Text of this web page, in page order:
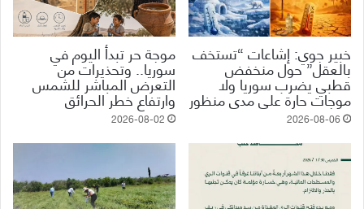
خبير جوي: إشاعات “تستخف
بالعقل” حول منخفض
قطبي يضرب سوريا ولا
موجات حارة على مدى منظور
2026-08-06
موجة حر تبدأ اليوم في
سوريا.. وتحذيرات من
التعرض المباشر للشمس
وارتفاع خطر الحرائق
2026-08-02